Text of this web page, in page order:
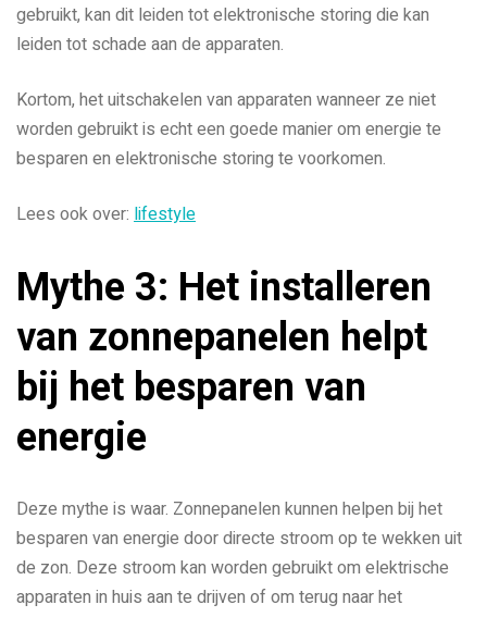
gebruikt, kan dit leiden tot elektronische storing die kan
leiden tot schade aan de apparaten.
Kortom, het uitschakelen van apparaten wanneer ze niet
worden gebruikt is echt een goede manier om energie te
besparen en elektronische storing te voorkomen.
Lees ook over: lifestyle
Mythe 3: Het installeren
van zonnepanelen helpt
bij het besparen van
energie
Deze mythe is waar. Zonnepanelen kunnen helpen bij het
besparen van energie door directe stroom op te wekken uit
de zon. Deze stroom kan worden gebruikt om elektrische
apparaten in huis aan te drijven of om terug naar het